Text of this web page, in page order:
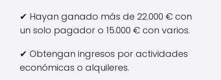
✔ Hayan ganado más de 22.000 € con
un solo pagador o 15.000 € con varios.
✔ Obtengan ingresos por actividades
económicas o alquileres.